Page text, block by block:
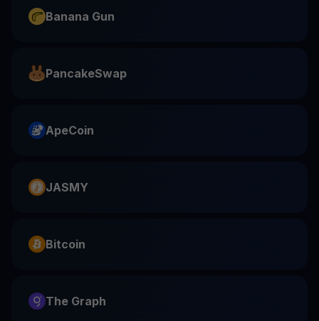
Banana Gun
PancakeSwap
ApeCoin
JASMY
Bitcoin
The Graph